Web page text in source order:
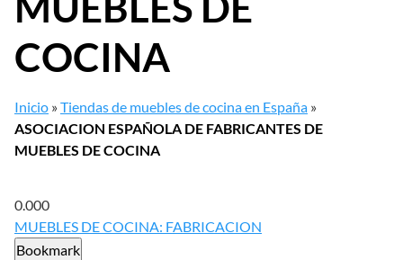
COCINA
Inicio »Tiendas de muebles de cocina en España »
ASOCIACION ESPAÑOLA DE FABRICANTES DE
MUEBLES DE COCINA
0.000
MUEBLES DE COCINA: FABRICACION
Bookmark